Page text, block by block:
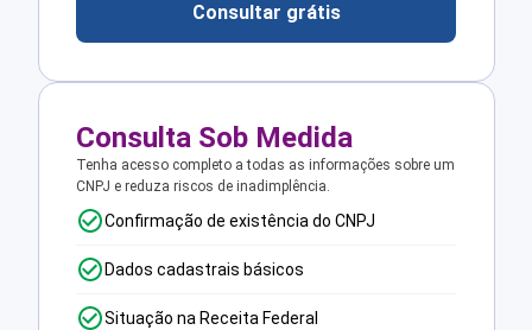
Consultar grátis
Consulta Sob Medida
Tenha acesso completo a todas as informações sobre um
CNPJ e reduza riscos de inadimplência.
Confirmação de existência do CNPJ
Dados cadastrais básicos
Situação na Receita Federal